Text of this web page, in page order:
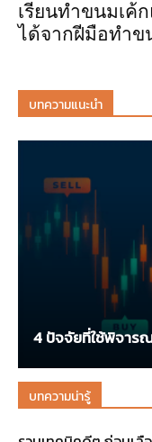
เรียนทำขนมเค้
ได้จากฝีมือทำข
บทความแนะนำ
4 ปัจจัยที่ใช้พิจารณ
บทความน่ารู้